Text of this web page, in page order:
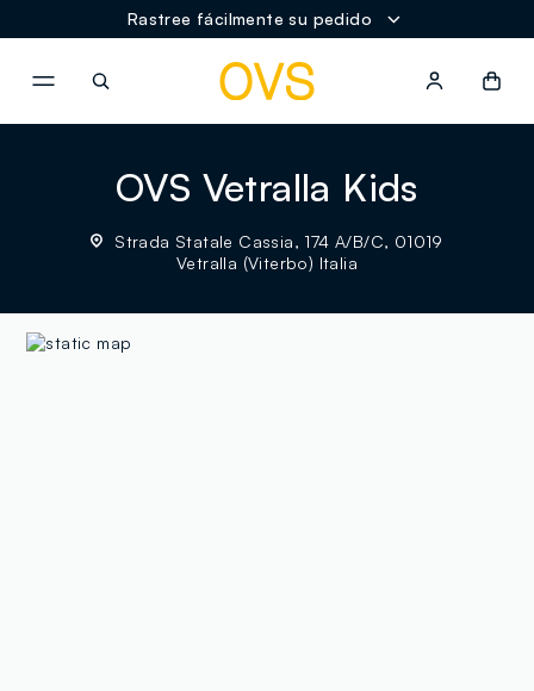
Rastree fácilmente su pedido
OVS Vetralla Kids
Strada Statale Cassia, 174 A/B/C, 01019
Vetralla (Viterbo) Italia